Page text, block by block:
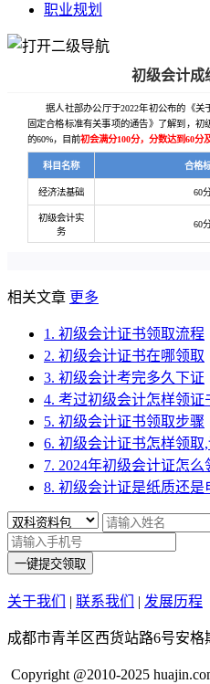
职业规划
初级会计成
据人社部办公厅于2022年初公布的《关
固定合格标准有关事项的通告》了解到，
的60%，目前初会满分100分，分数达到60分
科目名称 合格
经济法基础 60
初级会计实
务
60
相关文章 更多
1. 初级会计证书领取流程
2. 初级会计证书在哪领取
3. 初级会计考完多久下证
4. 考过初级会计怎样领证
5. 初级会计证书领取步骤
6. 初级会计证书怎样领取
7. 2024年初级会计证怎么
8. 初级会计证是纸质还是
一键提交领取
关于我们 | 联系我们 | 发展历程
成都市青羊区西货站路6号安格
Copyright @2010-2025